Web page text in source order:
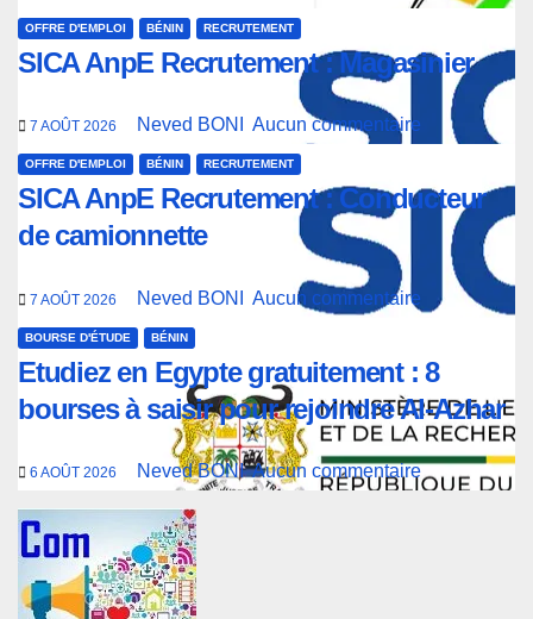
OFFRE D'EMPLOI BÉNIN RECRUTEMENT
SICA AnpE Recrutement : Magasinier
7 AOÛT 2026 Neved BONI Aucun commentaire
OFFRE D'EMPLOI BÉNIN RECRUTEMENT
SICA AnpE Recrutement : Conducteur
de camionnette
7 AOÛT 2026 Neved BONI Aucun commentaire
BOURSE D'ÉTUDE BÉNIN
Etudiez en Egypte gratuitement : 8
bourses à saisir pour rejoindre Al-Azhar
6 AOÛT 2026 Neved BONIAucun commentaire